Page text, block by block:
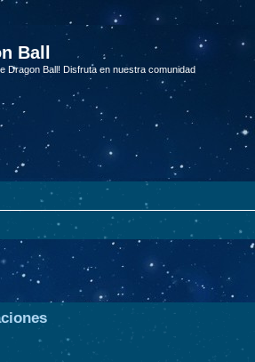
Ball
Dragon Ball! Disfruta en nuestra comunidad